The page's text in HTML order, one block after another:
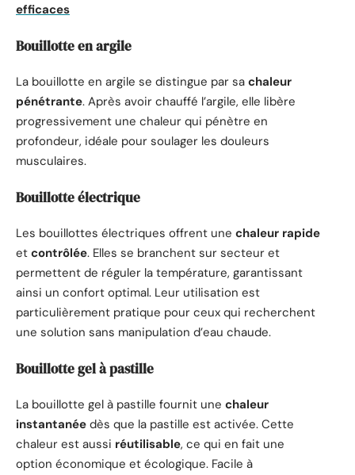
efficaces
Bouillotte en argile
La bouillotte en argile se distingue par sa chaleur
pénétrante. Après avoir chauffé l’argile, elle libère
progressivement une chaleur qui pénètre en
profondeur, idéale pour soulager les douleurs
musculaires.
Bouillotte électrique
Les bouillottes électriques offrent une chaleur rapide
et contrôlée. Elles se branchent sur secteur et
permettent de réguler la température, garantissant
ainsi un confort optimal. Leur utilisation est
particulièrement pratique pour ceux qui recherchent
une solution sans manipulation d’eau chaude.
Bouillotte gel à pastille
La bouillotte gel à pastille fournit une chaleur
instantanée dès que la pastille est activée. Cette
chaleur est aussi réutilisable, ce qui en fait une
option économique et écologique. Facile à